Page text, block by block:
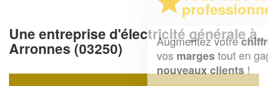
Une entreprise d'électricité générale à
Arronnes (03250)
professionnel ?
Augmentez votrechiffre d'affaireset
vosmarges
tout en gagnant de
nouveaux clients!